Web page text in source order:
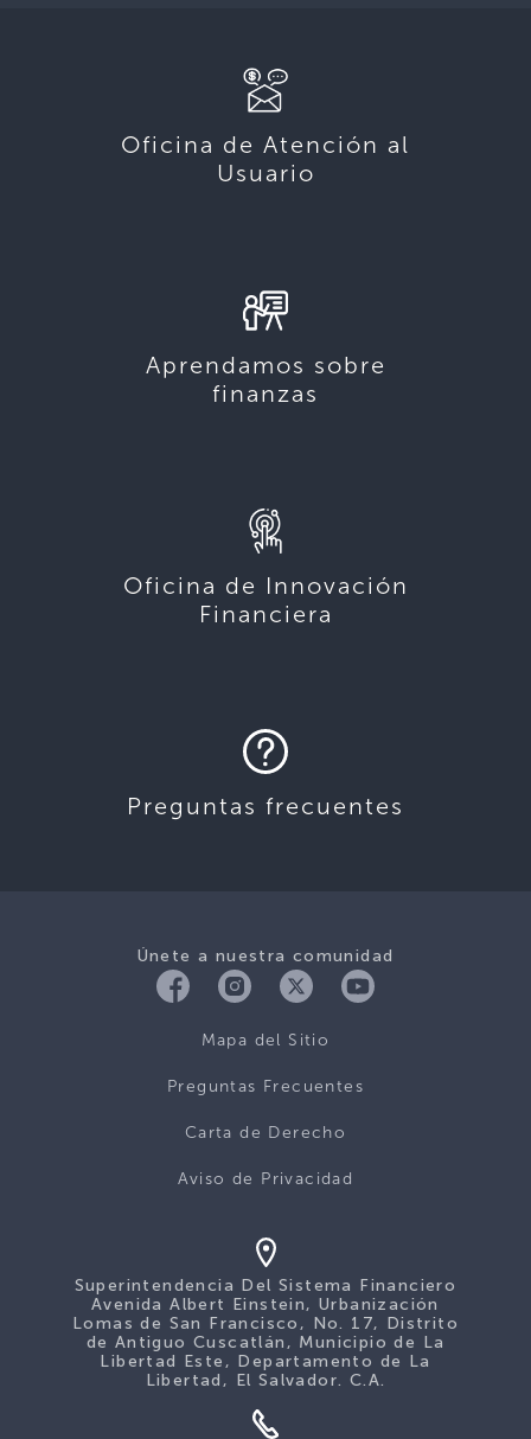
Oficina de Atención al
Usuario
Aprendamos sobre
finanzas
Oficina de Innovación
Financiera
Preguntas frecuentes
Únete a nuestra comunidad
Mapa del Sitio
Preguntas Frecuentes
Carta de Derecho
Aviso de Privacidad
Superintendencia Del Sistema Financiero
Avenida Albert Einstein, Urbanización
Lomas de San Francisco, No. 17, Distrito
de Antiguo Cuscatlán, Municipio de La
Libertad Este, Departamento de La
Libertad, El Salvador. C.A.